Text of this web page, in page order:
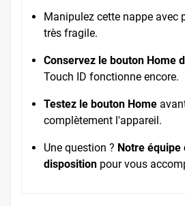
Manipulez cette nappe avec
très fragile.
Conservez le bouton Home
Touch ID fonctionne encore.
Testez le bouton Home
complètement l'appareil.
Une question ? Notre équipe
disposition pour vous